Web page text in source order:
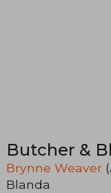
Butcher &
Brynne Weaver
Blanda